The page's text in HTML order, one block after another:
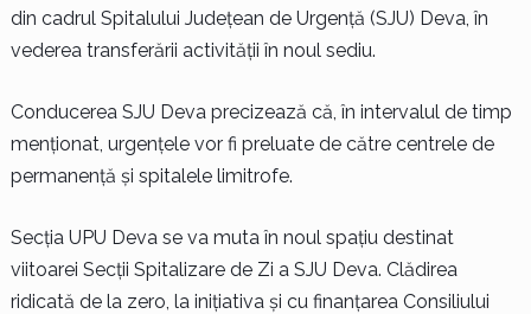
din cadrul Spitalului Județean de Urgență (SJU) Deva, în
vederea transferării activității în noul sediu.
Conducerea SJU Deva precizează că, în intervalul de timp
menționat, urgențele vor fi preluate de către centrele de
permanență și spitalele limitrofe.
Secția UPU Deva se va muta în noul spațiu destinat
viitoarei Secții Spitalizare de Zi a SJU Deva. Clădirea
ridicată de la zero, la inițiativa și cu finanțarea Consiliului